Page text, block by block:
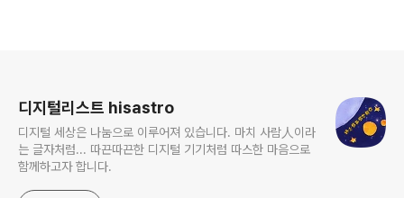
디지털리스트 hisastro
디지털 세상은 나눔으로 이루어져 있습니다. 마치 사람人이라
는 글자처럼... 따끈따끈한 디지털 기기처럼 따스한 마음으로
함께하고자 합니다.